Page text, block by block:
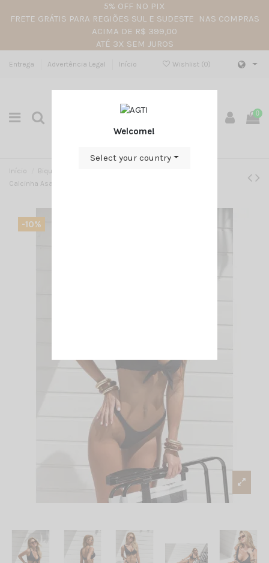
5% OFF NO PIX
FRETE GRÁTIS PARA REGIÕES SUL E SUDESTE NAS COMPRAS
ACIMA DE R$ 399,00
ATÉ 3X SEM JUROS
Entrega Advertência Legal Início Wishlist (0)
0
Início
Biquíni Preto em Tecido Liso – Top com Nó Frontal e
Calcinha Asa Delta
-10%
Welcome!
Select your country